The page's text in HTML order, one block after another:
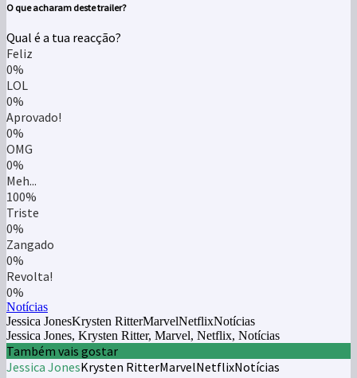
O que acharam deste trailer?
Qual é a tua reacção?
Feliz
0%
LOL
0%
Aprovado!
0%
OMG
0%
Meh...
100%
Triste
0%
Zangado
0%
Revolta!
0%
Notícias
Jessica JonesKrysten RitterMarvelNetflixNotícias
Jessica Jones, Krysten Ritter, Marvel, Netflix, Notícias
Também vais gostar
Jessica JonesKrysten RitterMarvelNetflixNotícias